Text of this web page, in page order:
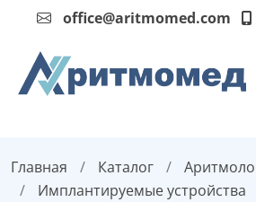
office@aritmomed.com
Главная Каталог
Имплантируемые устройства